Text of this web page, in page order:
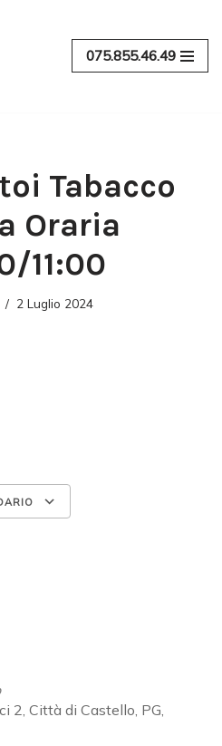
075.855.46.49
Tabacco
Oraria
11:00
2 Luglio 2024
2, Città di Castello, PG,